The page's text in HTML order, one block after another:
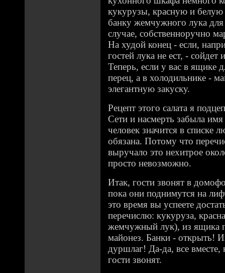
кукурузы, красную и белую
банку жемчужного лука
случае, собственноручно
На худой конец - если,
гостей лука не ест, -
Теперь, если у вас в ящике
перец, а в холодильнике -
элегантную закуску.
Рецепт этого салата я
Сети и насмерть забыла
человек значится в списке
обязана. Потому что
выручало это нехитрое
просто невозможно.
Итак, гости звонят в
пока они поднимутся на
это время вы успеете
перечислю: кукуруза,
жемчужный лук), из ящика
майонез. Банки - открыть!
дуршлаг! Да-да, все
гости звонят.